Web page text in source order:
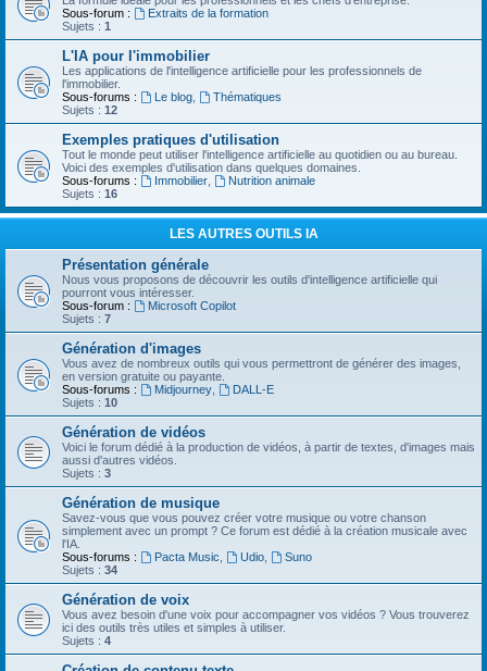
Sous-forum :
Extraits de la formation
Sujets : 1
L'IA pour l'immobilier
Les applications de l'intelligence artificielle pour les professionnels de
l'immobilier.
Sous-forums :
Le blog,
Thématiques
Sujets : 12
Exemples pratiques d'utilisation
Tout le monde peut utiliser l'intelligence artificielle au quotidien ou au bureau.
Voici des exemples d'utilisation dans quelques domaines.
Sous-forums :
Immobilier,
Nutrition animale
Sujets : 16
LES AUTRES OUTILS IA
Présentation générale
Nous vous proposons de découvrir les outils d'intelligence artificielle qui
pourront vous intéresser.
Sous-forum :
Microsoft Copilot
Sujets : 7
Génération d'images
Vous avez de nombreux outils qui vous permettront de générer des images,
en version gratuite ou payante.
Sous-forums :
Midjourney,
DALL-E
Sujets : 10
Génération de vidéos
Voici le forum dédié à la production de vidéos, à partir de textes, d'images mais
aussi d'autres vidéos.
Sujets : 3
Génération de musique
Savez-vous que vous pouvez créer votre musique ou votre chanson
simplement avec un prompt ? Ce forum est dédié à la création musicale avec
l'IA.
Sous-forums :
Pacta Music Udio,
Suno
Sujets : 34
Génération de voix
Vous avez besoin d'une voix pour accompagner vos vidéos ? Vous trouverez
ici des outils très utiles et simples à utiliser.
Sujets : 4